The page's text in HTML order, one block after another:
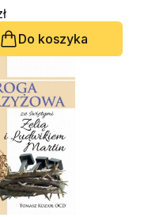
Do koszyka